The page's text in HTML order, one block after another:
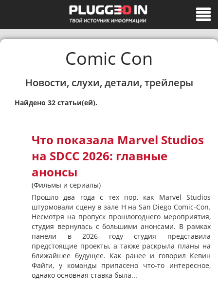
Comic Con
Новости, слухи, детали, трейлеры
Найдено 32 статьи(ей).
Что показала Marvel Studios
на SDCC 2026: главные
анонсы
(Фильмы и сериалы)
Прошло два года с тех пор, как Marvel Studios
штурмовали сцену в зале H на San Diego Comic-Con.
Несмотря на пропуск прошлогоднего мероприятия,
студия вернулась с большими анонсами. В рамках
панели в 2026 году студия представила
предстоящие проекты, а также раскрыла планы на
ближайшее будущее. Как ранее и говорил Кевин
Файги, у команды припасено что-то интересное,
однако основная ставка была...